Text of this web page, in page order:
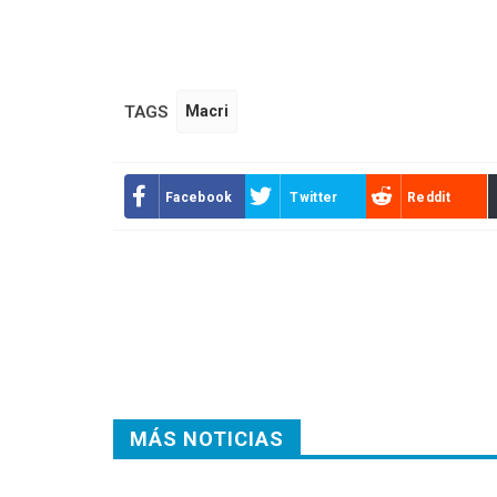
TAGS Macri
Facebook Twitter Reddit
MÁS NOTICIAS